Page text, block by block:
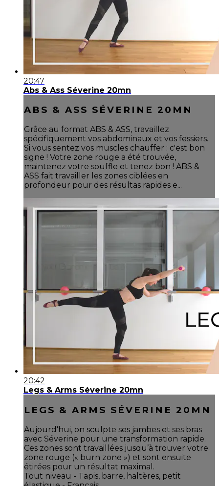
20:47
Abs & Ass Séverine 20mn
ABS & ASS SÉVERINE 20MN
Grâce au format ABS & ASS, travaillez
spécifiquement vos abdominaux et vos fessiers.
Si vous sentez vos muscles chauffer : c'est bon
signe ! Votre zone rouge a été trouvée,
maintenez votre souffle et tenez bon ! ABS &
ASS fait travailler les zones ciblées en
profondeur pour des résultas rapides e...
20:42
Legs & Arms Séverine 20mn
LEGS & ARMS SÉVERINE 20MN
Aujourd'hui, on sculpte ses jambes et ses bras
avec Séverine pour une transformation rapide.
Ces zones sont travaillées jusqu’à trouver votre
zone rouge (« burn zone ») et sont ensuite
étirées pour un résultat maximal.
Tout niveau - Tapis, barre, haltères, petit